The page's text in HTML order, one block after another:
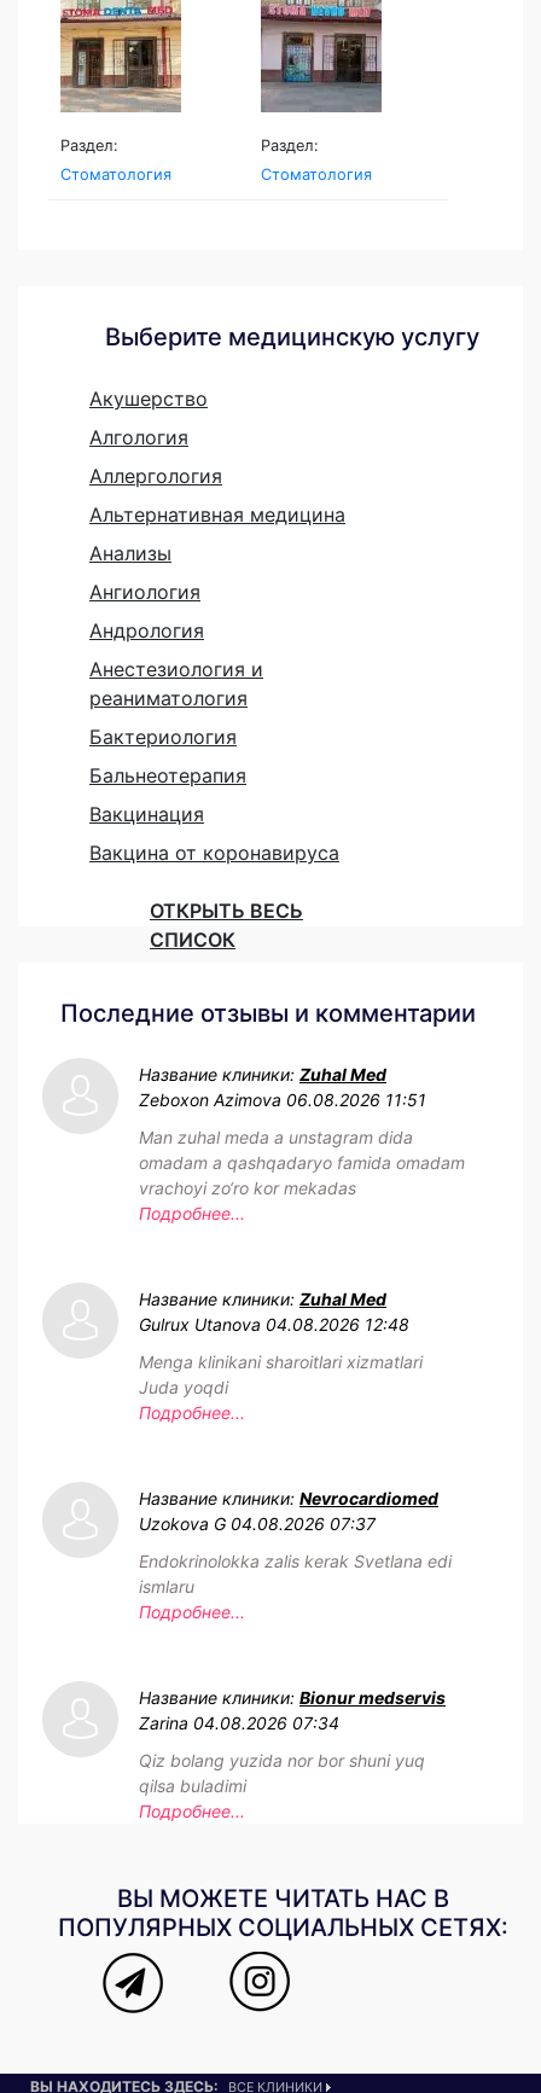
Раздел:
Стоматология
Раздел:
Стоматология
Выберите медицинскую услугу
Акушерство
Алгология
Аллергология
Альтернативная медицина
Анализы
Ангиология
Андрология
Анестезиология и
реаниматология
Бактериология
Бальнеотерапия
Вакцинация
Вакцина от коронавируса
ОТКРЫТЬ ВЕСЬ
СПИСОК
Последние отзывы и комментарии
Название клиники: Zuhal Med
Zeboxon Azimova 06.08.2026 11:51
Man zuhal meda a unstagram dida
omadam a qashqadaryo famida omadam
vrachoyi zo‘ro kor mekadas
Подробнее...
Название клиники: Zuhal Med
Gulrux Utanova 04.08.2026 12:48
Menga klinikani sharoitlari xizmatlari
Juda yoqdi
Подробнее...
Название клиники: Nevrocardiomed
Uzokova G 04.08.2026 07:37
Endokrinolokka zalis kerak Svetlana edi
ismlaru
Подробнее...
Название клиники: Bionur medservis
Zarina 04.08.2026 07:34
Qiz bolang yuzida nor bor shuni yuq
qilsa buladimi
Подробнее...
ВЫ МОЖЕТЕ ЧИТАТЬ НАС В
ПОПУЛЯРНЫХ СОЦИАЛЬНЫХ СЕТЯХ:
ВЫ НАХОДИТЕСЬ ЗДЕСЬ: ВСЕ КЛИНИКИ